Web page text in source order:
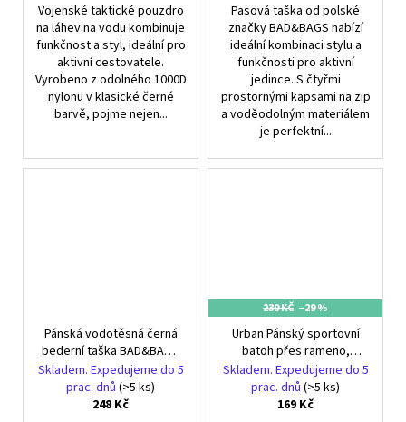
Vojenské taktické pouzdro
na láhev na vodu kombinuje
funkčnost a styl, ideální pro
aktivní cestovatele.
Vyrobeno z odolného 1000D
nylonu v klasické černé
barvě, pojme nejen...
Pasová taška od polské
značky BAD&BAGS nabízí
ideální kombinaci stylu a
funkčnosti pro aktivní
jedince. S čtyřmi
prostornými kapsami na zip
a voděodolným materiálem
je perfektní...
Pánská vodotěsná černá
bederní taška BAD&BAGS
pro outdoorové aktivity
Skladem. Expedujeme do 5
prac. dnů (>5 ks)
248 Kč
239 KČ –29 %
Urban Pánský sportovní
batoh přes rameno,
syntetická tkanina Oxford,
voděodolný, 70-130 cm
Skladem. Expedujeme do 5
prac. dnů (>5 ks)
169 Kč